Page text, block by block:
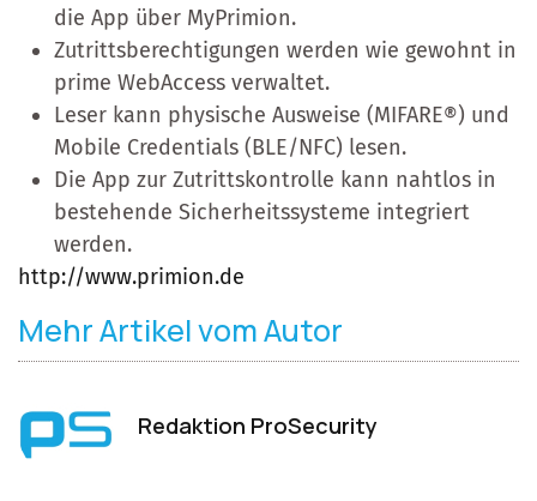
die App über MyPrimion.
Zutrittsberechtigungen werden wie gewohnt in
prime WebAccess verwaltet.
Leser kann physische Ausweise (MIFARE®) und
Mobile Credentials (BLE/NFC) lesen.
Die App zur Zutrittskontrolle kann nahtlos in
bestehende Sicherheitssysteme integriert
werden.
http://www.primion.de
Mehr Artikel vom Autor
Redaktion ProSecurity